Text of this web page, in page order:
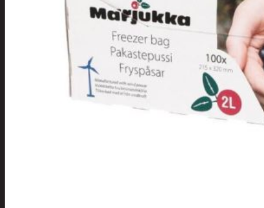
Joulu
Joulu- ja kausivalot
Eläimet ja
tontut
Kyntteliköt
Valoketjut ja
kuusenvalot
Joulukoristeet
Kranssit ja
asetelmat